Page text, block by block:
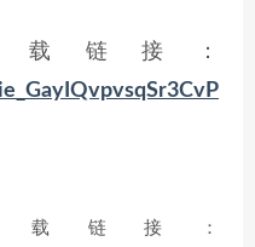
链接：
链接：